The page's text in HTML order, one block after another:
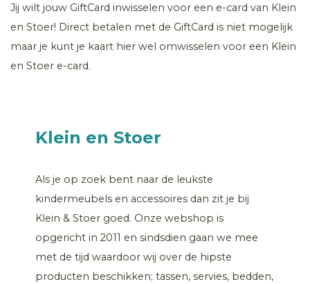
Jij wilt jouw GiftCard inwisselen voor een e-card van Klein
en Stoer! Direct betalen met de GiftCard is niet mogelijk
maar je kunt je kaart hier wel omwisselen voor een Klein
en Stoer e-card.
Klein en Stoer
Als je op zoek bent naar de leukste
kindermeubels en accessoires dan zit je bij
Klein & Stoer goed. Onze webshop is
opgericht in 2011 en sindsdien gaan we mee
met de tijd waardoor wij over de hipste
producten beschikken; tassen, servies, bedden,